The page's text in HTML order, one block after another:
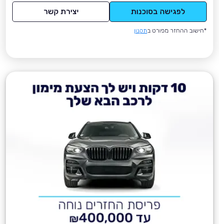
לפגישה בסוכנות יצירת קשר
*חישוב ההחזר מפורט בתקנון